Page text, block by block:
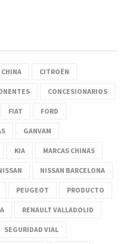
CHINA CITROËN
CONCESIONARIOS
FIAT FORD
GANVAM
KIA MARCAS CHINAS
NISSAN BARCELONA
PEUGEOT PRODUCTO
RENAULT VALLADOLID
SEGURIDAD VIAL